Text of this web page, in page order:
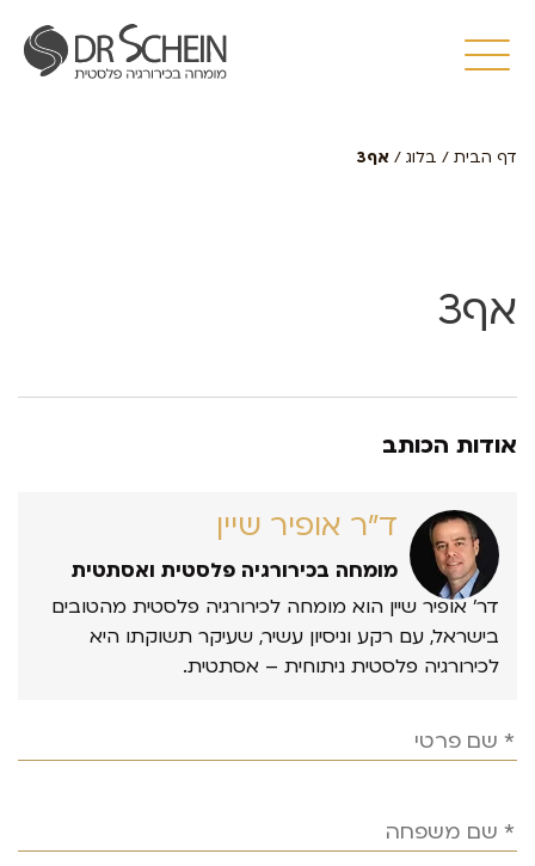
דף הבית / בלוג / אף3
אף3
אודות הכותב
ד״ר אופיר שיין
מומחה בכירורגיה פלסטית ואסתטית
דר’ אופיר שיין הוא מומחה לכירורגיה פלסטית מהטובים
בישראל, עם רקע וניסיון עשיר, שעיקר תשוקתו היא
לכירורגיה פלסטית ניתוחית – אסתטית.